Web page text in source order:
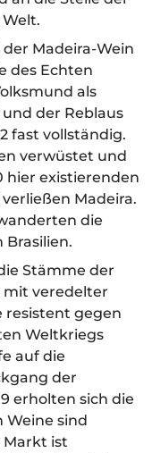
Madeira-Wein
des Echten
als
der Reblaus
fast vollständig.
verwüstet und
hier existierenden
Madeira.
die
Brasilien.
Stämme der
mit veredelter
resistent gegen
Weltkriegs
auf die
der
erholten sich die
Weine sind
ist